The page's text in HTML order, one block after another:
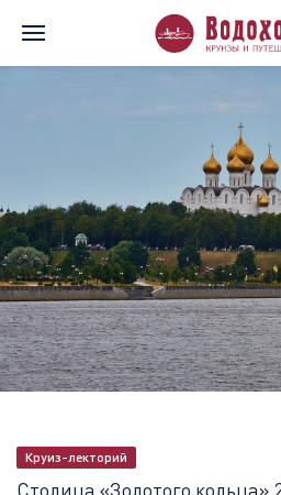
Круиз-лекторий
Столица «Золотого кольца»